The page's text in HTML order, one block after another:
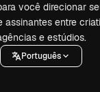
você direcionar
assinantes entre
e estúdios.
Português